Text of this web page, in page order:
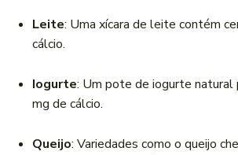
Leite: Uma xícara de leite contém
cálcio.
Iogurte: Um pote de iogurte
mg de cálcio.
Queijo: Variedades como o queijo